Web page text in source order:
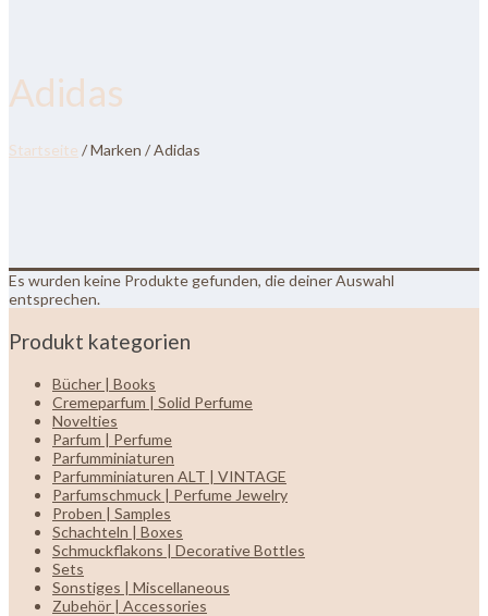
Adidas
Startseite / Marken / Adidas
Es wurden keine Produkte gefunden, die deiner Auswahl
entsprechen.
Produkt kategorien
Bücher | Books
Cremeparfum | Solid Perfume
Novelties
Parfum | Perfume
Parfumminiaturen
Parfumminiaturen ALT | VINTAGE
Parfumschmuck | Perfume Jewelry
Proben | Samples
Schachteln | Boxes
Schmuckflakons | Decorative Bottles
Sets
Sonstiges | Miscellaneous
Zubehör | Accessories